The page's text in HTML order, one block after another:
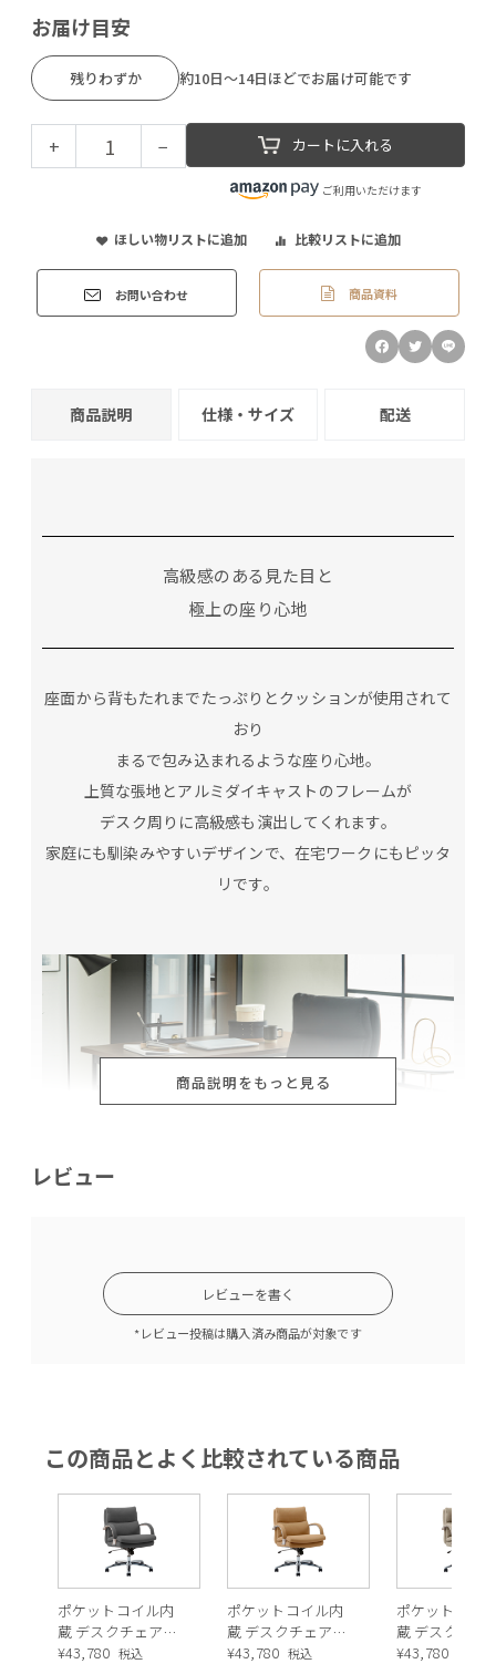
お届け目安
残りわずか 約10日～14日ほどでお届け可能です
+ − カートに入れる
ご利用いただけます
ほしい物リストに追加 比較リストに追加
お問い合わせ 商品資料
商品説明 仕様・サイズ 配送
高級感のある見た目と
極上の座り心地
座面から背もたれまでたっぷりとクッションが使用されて
おり
まるで包み込まれるような座り心地。
上質な張地とアルミダイキャストのフレームが
デスク周りに高級感も演出してくれます。
家庭にも馴染みやすいデザインで、在宅ワークにもピッタ
リです。
優しく包み込まれる座り心地
主にマットレスに使用されるポケットコイルが25個使用されて
おり体圧分散に優れているため、長時間座っていても疲れにく
商品説明をもっと見る
レビュー
レビューを書く
*レビュー投稿は購入済み商品が対象です
この商品とよく比較されている商品
ポケットコイル内
蔵 デスクチェア
（シルキーファイ
¥43,780 税込
ポケットコイル内
蔵 デスクチェア
（シルキーファイ
¥43,780 税込
ポケットコイ
蔵 デスクチェ
（シルキーフ
¥43,780